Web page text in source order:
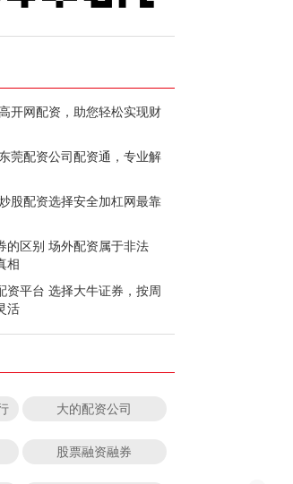
开网配资，助您轻松实现财
莞配资公司配资通，专业解
股配资选择安全加杠网最靠
的区别 场外配资属于非法
相
资平台 选择大牛证券，按周
活
大的配资公司
股票融资融券